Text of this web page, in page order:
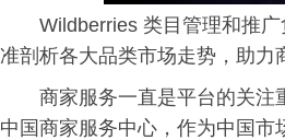
Wildberries 类目管理和推
准剖析各大品类市场走势，助力
商家服务一直是平台的关注
中国商家服务中心，作为中国